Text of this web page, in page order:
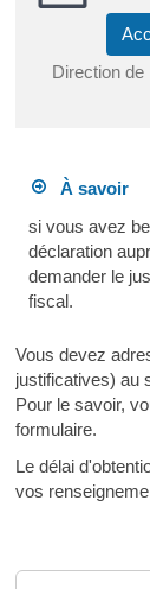
Direction de
À savoir
si vous avez
déclaration
demander le
fiscal.
Vous devez
justificatives) au
Pour le savoir,
formulaire.
Le délai
vos